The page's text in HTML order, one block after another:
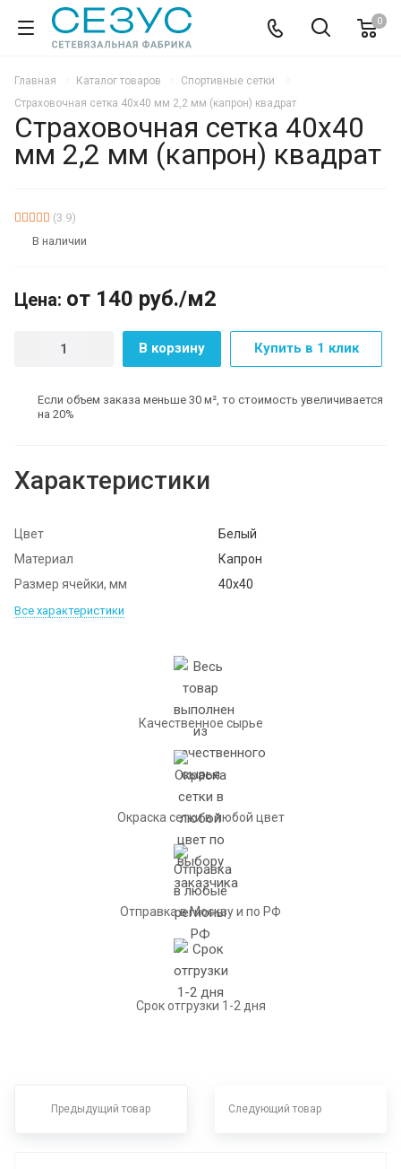
0
Главная Каталог товаров
Спортивные сетки
Страховочная сетка 40х40 мм 2,2 мм (капрон) квадрат
Страховочная сетка 40х40
мм 2,2 мм (капрон) квадрат
(3.9)
В наличии
Цена: от 140 руб./м2
В корзину Купить в 1 клик
Если объем заказа меньше 30 м², то стоимость увеличивается
на 20%
Характеристики
Цвет
Белый
Материал
Капрон
Размер ячейки, мм
40х40
Все характеристики
Качественное сырье
Окраска сетки в любой цвет
Отправка в Москву и по РФ
Срок отгрузки 1-2 дня
Предыдущий товар Следующий товар